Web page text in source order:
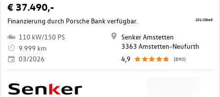
€ 37.490,-
Finanzierung durch Porsche Bank verfügbar.
110 kW/150 PS
9.999 km
03/2026
Senker Amstetten
3363 Amstetten-Neufurth
4,9
(890)
201/28665